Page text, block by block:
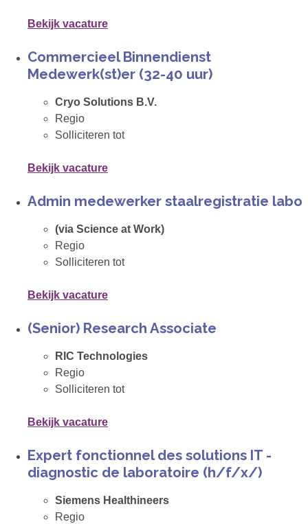
Bekijk vacature
Commercieel Binnendienst
Medewerk(st)er (32-40 uur)
Cryo Solutions B.V.
Regio
Solliciteren tot
Bekijk vacature
Admin medewerker staalregistratie labo
(via Science at Work)
Regio
Solliciteren tot
Bekijk vacature
(Senior) Research Associate
RIC Technologies
Regio
Solliciteren tot
Bekijk vacature
Expert fonctionnel des solutions IT -
diagnostic de laboratoire (h/f/x/)
Siemens Healthineers
Regio